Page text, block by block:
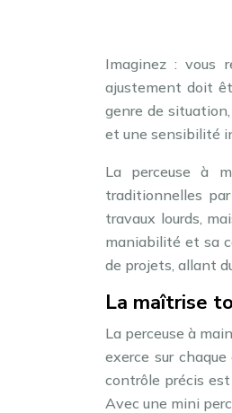
Imaginez : vous
ajustement doit
genre de
et une sensibilité
La perceuse à
traditionnelles
travaux lourds,
maniabilité et sa
de projets, allant
La maîtrise
La perceuse à
exerce sur
contrôle précis
Avec une mini